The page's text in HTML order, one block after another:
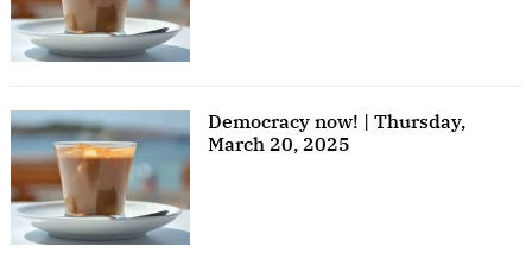
Democracy now! | Thursday,
March 20, 2025